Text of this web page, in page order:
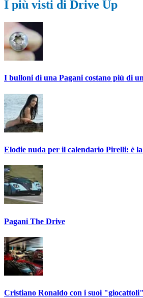
I più visti di Drive Up
I bulloni di una Pagani costano più di
Elodie nuda per il calendario Pirelli: è
Pagani The Drive
Cristiano Ronaldo con i suoi